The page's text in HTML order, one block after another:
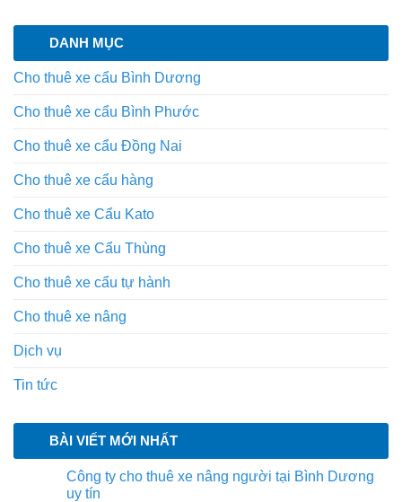
DANH MỤC
Cho thuê xe cẩu Bình Dương
Cho thuê xe cẩu Bình Phước
Cho thuê xe cẩu Đồng Nai
Cho thuê xe cẩu hàng
Cho thuê xe Cẩu Kato
Cho thuê xe Cẩu Thùng
Cho thuê xe cẩu tự hành
Cho thuê xe nâng
Dịch vụ
Tin tức
BÀI VIẾT MỚI NHẤT
Công ty cho thuê xe nâng người tại Bình Dương
uy tín